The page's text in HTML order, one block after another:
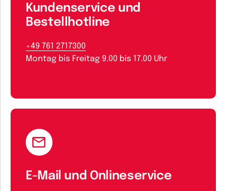
Kundenservice und
Bestellhotline
+49 761 2717300
Montag bis Freitag 9.00 bis 17.00 Uhr
E-Mail und Onlineservice